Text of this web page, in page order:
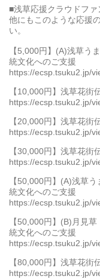
■浅草応援クラウドフ
他にもこのような応援
い。
【5,000円】(A)浅草
統文化へのご支援
https://ecsp.tsuku2.jp/
【10,000円】浅草花街
https://ecsp.tsuku2.jp/
【20,000円】浅草花街
https://ecsp.tsuku2.jp/
【30,000円】浅草花街
https://ecsp.tsuku2.jp/
【50,000円】(A)浅草
統文化へのご支援
https://ecsp.tsuku2.jp/
【50,000円】(B)月見
統文化へのご支援
https://ecsp.tsuku2.jp/
【80,000円】浅草花街
https://ecsp.tsuku2.jp/